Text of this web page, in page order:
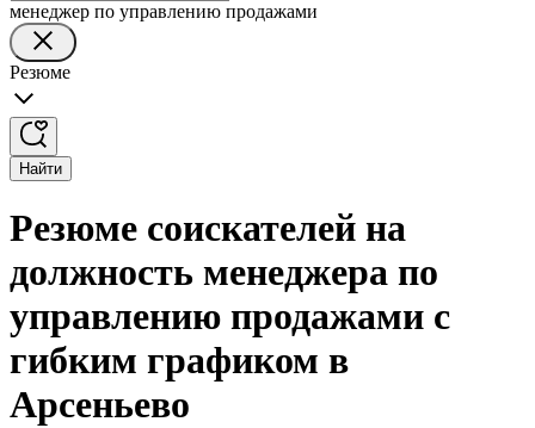
менеджер по управлению продажами
Резюме
Найти
Резюме соискателей на
должность менеджера по
управлению продажами с
гибким графиком в
Арсеньево